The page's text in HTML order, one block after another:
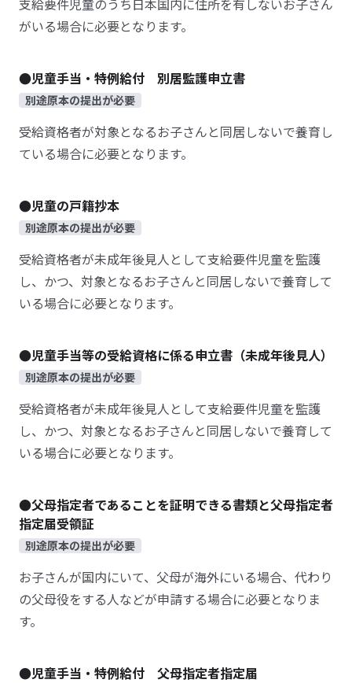
支給要件児童のうち日本国内に住所を有しないお子さん
がいる場合に必要となります。
●児童手当・特例給付 別居監護申立書
別途原本の提出が必要
受給資格者が対象となるお子さんと同居しないで養育し
ている場合に必要となります。
●児童の戸籍抄本
別途原本の提出が必要
受給資格者が未成年後見人として支給要件児童を監護
し、かつ、対象となるお子さんと同居しないで養育して
いる場合に必要となります。
●児童手当等の受給資格に係る申立書（未成年後見人）
別途原本の提出が必要
受給資格者が未成年後見人として支給要件児童を監護
し、かつ、対象となるお子さんと同居しないで養育して
いる場合に必要となります。
●父母指定者であることを証明できる書類と父母指定者
指定届受領証
別途原本の提出が必要
お子さんが国内にいて、父母が海外にいる場合、代わり
の父母役をする人などが申請する場合に必要となりま
す。
●児童手当・特例給付 父母指定者指定届